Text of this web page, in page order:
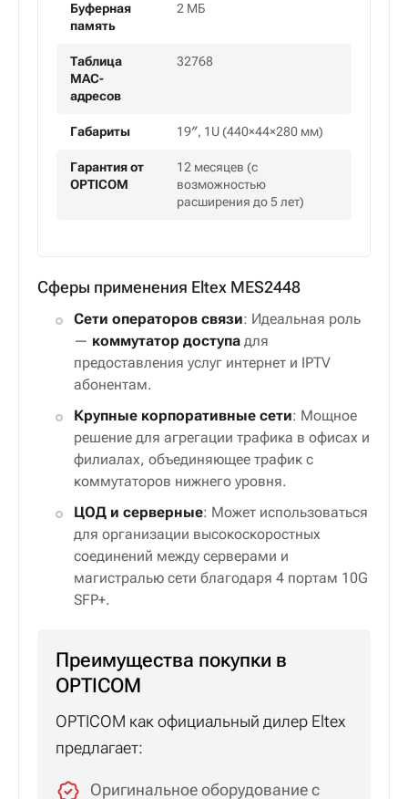
Буферная
память
2 МБ
Таблица
MAC-
адресов
32768
Габариты 19″, 1U (440×44×280 мм)
Гарантия от
OPTICOM
12 месяцев (с
возможностью
расширения до 5 лет)
Сферы применения Eltex MES2448
Сети операторов связи: Идеальная роль
— коммутатор доступа для
предоставления услуг интернет и IPTV
абонентам.
Крупные корпоративные сети: Мощное
решение для агрегации трафика в офисах и
филиалах, объединяющее трафик с
коммутаторов нижнего уровня.
ЦОД и серверные: Может использоваться
для организации высокоскоростных
соединений между серверами и
магистралью сети благодаря 4 портам 10G
SFP+.
Преимущества покупки в
OPTICOM
OPTICOM как официальный дилер Eltex
предлагает:
Оригинальное оборудование с